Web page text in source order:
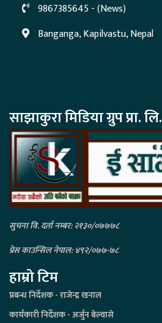
9867385645 - (News)
Banganga, Kapilvastu, Nepal
साझाकुरा मिडिया ग्रुप प्रा. लि.
सुचना वि. दर्ता नम्बर: २१३०/०७७७८
प्रेस काउन्सिल नेपाल: ४९२/०७७-७८
हाम्रो टिम
प्रबन्ध निर्देशक - राजेन्द्र खनाल
कार्यकारी निर्देशक - अर्जुन बेल्वासे